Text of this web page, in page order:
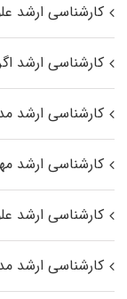
کارشناسی ارشد
کارشناسی ارشد
کارشناسی ارشد
کارشناسی ارشد
کارشناسی ارشد
کارشناسی ارشد